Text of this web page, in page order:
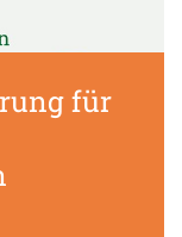
für